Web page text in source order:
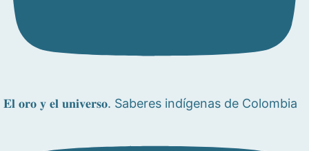
𝐄𝐥 𝐨𝐫𝐨 𝐲 𝐞𝐥 𝐮𝐧𝐢𝐯𝐞𝐫𝐬𝐨. Saberes indígenas de Colombia